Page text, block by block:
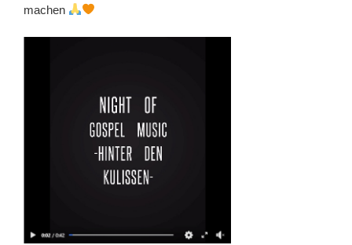
machen